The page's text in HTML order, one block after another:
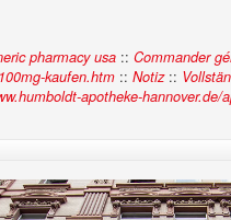
pharmacy usa :: Commander
kaufen.htm :: Notiz::
apotheke-